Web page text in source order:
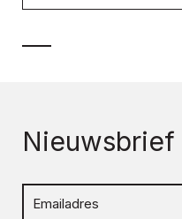
Nieuwsbrief